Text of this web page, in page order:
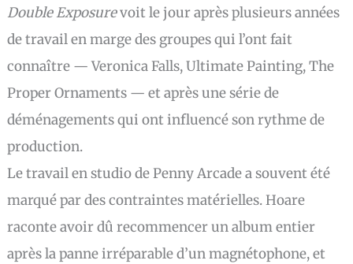
Double Exposurevoit le jour après plusieurs années
de travail en marge des groupes qui l’ont fait
connaître — Veronica Falls, Ultimate Painting, The
Proper Ornaments — et après une série de
déménagements qui ont influencé son rythme de
production.
Le travail en studio de Penny Arcade a souvent été
marqué par des contraintes matérielles. Hoare
raconte avoir dû recommencer un album entier
après la panne irréparable d’un magnétophone, et